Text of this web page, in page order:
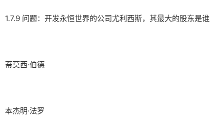
1.7.9 问题：开发永恒世界的公司尤利西斯，其最大的股东是谁
蒂莫西·伯德
本杰明·法罗